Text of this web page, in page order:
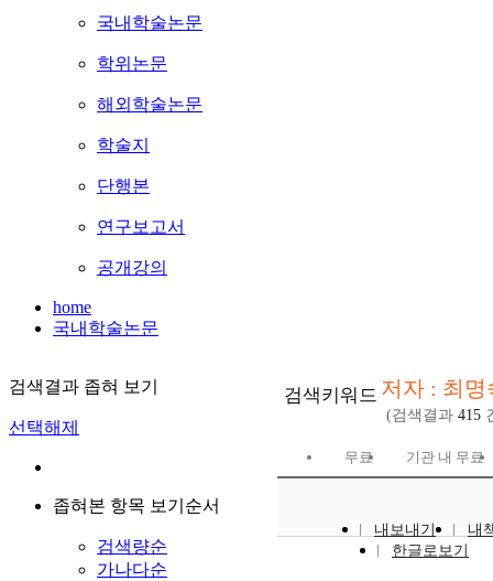
국내학술논문
학위논문
해외학술논문
학술지
단행본
연구보고서
공개강의
home
국내학술논문
검색결과 좁혀 보기
선택해제
좁혀본 항목 보기순서
검색량순
가나다순
검색키워드 저자 : 최명
(검색결과 415
무료 기관 내 무료
내보내기
내
한글로보기